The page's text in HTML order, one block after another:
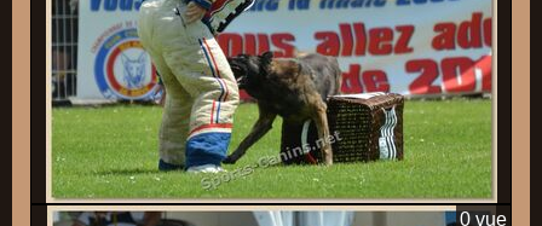
0 vue